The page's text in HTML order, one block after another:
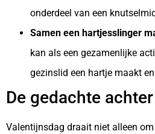
onderdeel van een
Samen een hartjesslinger
kan als een gezamenlijke
gezinslid een hartje maakt
De gedachte
Valentijnsdag draait niet alleen